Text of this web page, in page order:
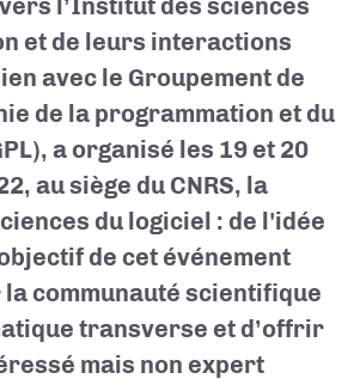
l’Institut des sciences
et de leurs interactions
avec le Groupement de
de la programmation et du
a organisé les 19 et 20
au siège du CNRS, la
du logiciel : de l'idée
de cet événement
communauté scientifique
transverse et d’offrir
mais non expert